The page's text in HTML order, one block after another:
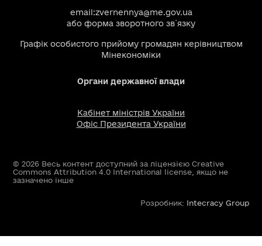
email:zvernennya@me.gov.ua
або форма зворотного зв`язку
Графік особистого прийому громадян керівництвом
Мінекономіки
Органи державної влади
Кабінет міністрів України
Офіс Президента України
© 2026 Весь контент доступний за ліцензією Creative
Commons Attribution 4.0 International license, якщо не
зазначено інше
Розробник: Intecracy Group